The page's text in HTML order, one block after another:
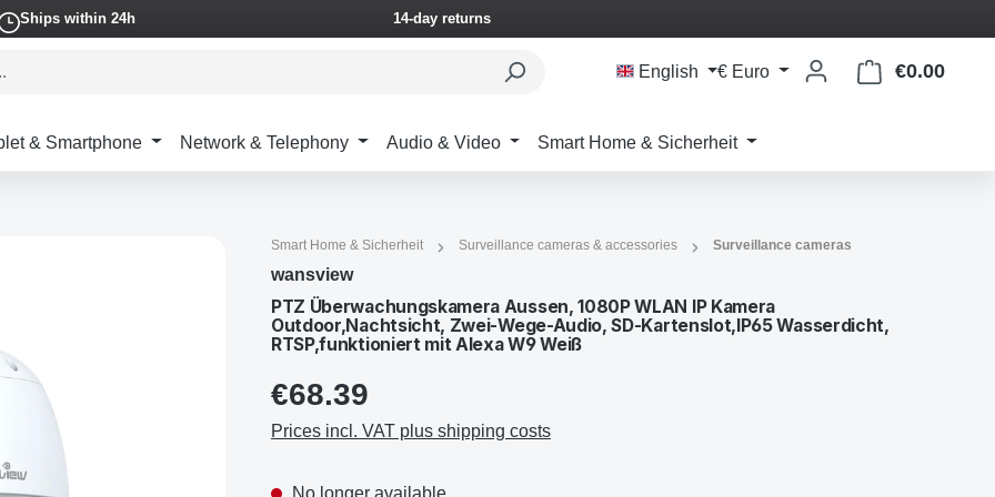
Ships within 24h 14-day returns
English € Euro €0.00
& Smartphone Network & Telephony Audio & Video Smart Home & Sicherheit
Smart Home & Sicherheit Surveillance cameras & accessories Surveillance cameras
wansview
PTZ Überwachungskamera Aussen, 1080P WLAN IP Kamera
Outdoor,Nachtsicht, Zwei-Wege-Audio, SD-Kartenslot,IP65 Wasserdicht,
RTSP,funktioniert mit Alexa W9 Weiß
€68.39
Prices incl. VAT plus shipping costs